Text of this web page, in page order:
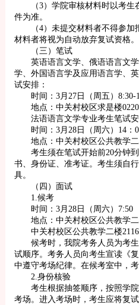
（3）学院审核材料时以考生
件为准。
（4）未提交材料者不得参加
材料者将视为自动放弃复试资格。
（三）笔试
英语语言文学、俄语语言文学
学、外国语言学及应用语言学、
试安排：
时间：3月27日（周五）8:30-
地点：中关村校区求是楼0220
法语语言文学专业考生笔试安
时间：3月28日（周六）14：
地点：中关村校区公共教学二
考生须在笔试开始前20分钟到
书、身份证、准考证。考生须自
具。
（四）面试
1.候考
时间：3月28日（周六）7:50
地点：中关村校区公共教学二
中关村校区公共教学二楼2116
候考时，我院考务人员为考生
试顺序。考务人员向考生宣读《
中遵守考场纪律。在候考室中，
2.身份核验
考生根据抽签顺序，按照学院
考场。进入考场时，考生应将复